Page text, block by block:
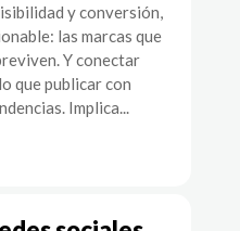
y conversión,
las marcas que
Y conectar
que publicar con
Implica...